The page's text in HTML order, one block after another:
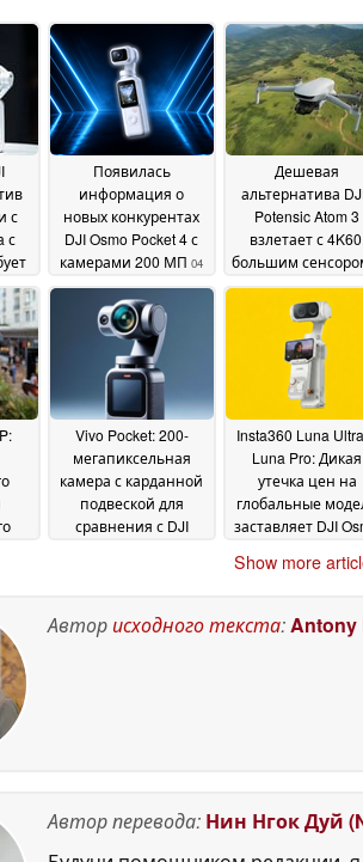
с
с
12
Появилась
информация о
новых конкурентах
DJI Osmo Pocket 4 с
камерами 200 МП 04
June 2026
Дешевая
альтернатива
Potensic Atom 3
взлетает с 4K60,
большим
50-минутным
временем полета
May 2026
Vivo Pocket: 200-
мегапиксельная
камера с карданной
подвеской для
сравнения с DJI
15 May 2026
Insta360 Luna
Luna Pro: Дикая
утечка цен на
глобальные
заставляет DJI
дешево14 May
Show more
Авторисходного текста:Antony
Автор перевода: Нин Нгок Дуй